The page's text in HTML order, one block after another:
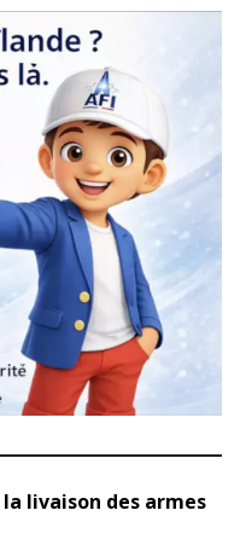
livaison des armes